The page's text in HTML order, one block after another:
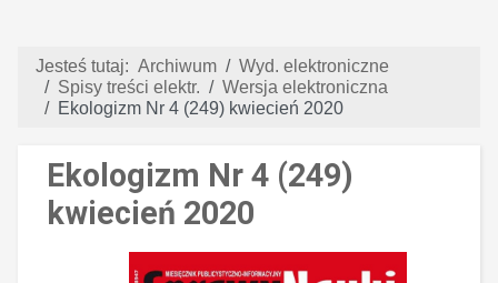
Jesteś tutaj: Archiwum
Wyd. elektroniczne
Spisy treści elektr.
Wersja elektroniczna
Ekologizm Nr 4 (249) kwiecień 2020
Ekologizm Nr 4 (249)
kwiecień 2020